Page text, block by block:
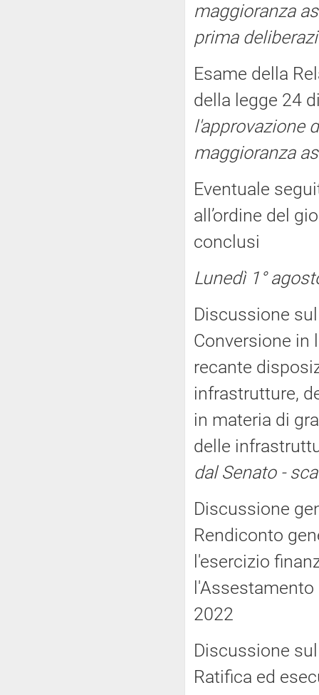
maggioranza
prima
Esame della
della legge 24
l'approvazione
maggioranza
Eventuale
all’ordine del
conclusi
Lunedì 1°
Discussione
Conversione in
recante
infrastrutture,
in materia di
delle
dal Senato -
Discussione
Rendiconto
l'esercizio
2022
Discussione
Ratifica ed